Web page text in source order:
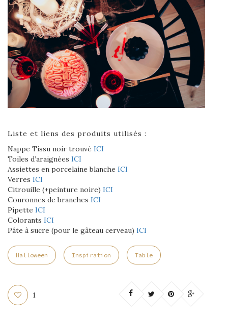
Liste et liens des produits utilisés :
Nappe Tissu noir trouvé ICI
Toiles d’araignées ICI
Assiettes en porcelaine blanche ICI
Verres ICI
Citrouille (+peinture noire) ICI
Couronnes de branches ICI
Pipette ICI
Colorants ICI
Pâte à sucre (pour le gâteau cerveau) ICI
Halloween Inspiration Table
1